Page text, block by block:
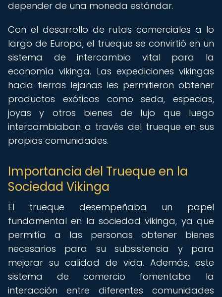
depender de una moneda estándar.
Con el desarrollo de rutas comerciales a lo
largo de Europa, el trueque se convirtió en un
sistema de intercambio vital para la
economía vikinga. Las expediciones vikingas
hacia tierras lejanas les permitieron obtener
productos exóticos como seda, especias,
joyas y otros bienes de lujo que luego
intercambiaban a través del trueque en sus
propias comunidades.
Importancia del Trueque en la
Sociedad Vikinga
El trueque desempeñaba un papel
fundamental en la sociedad vikinga, ya que
permitía a las personas obtener bienes
necesarios para su subsistencia y para
mejorar su calidad de vida. Además, este
sistema de comercio fomentaba la
interacción entre diferentes comunidades